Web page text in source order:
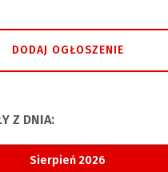
DODAJ OGŁOSZENIE
Z DNIA:
Sierpień 2026